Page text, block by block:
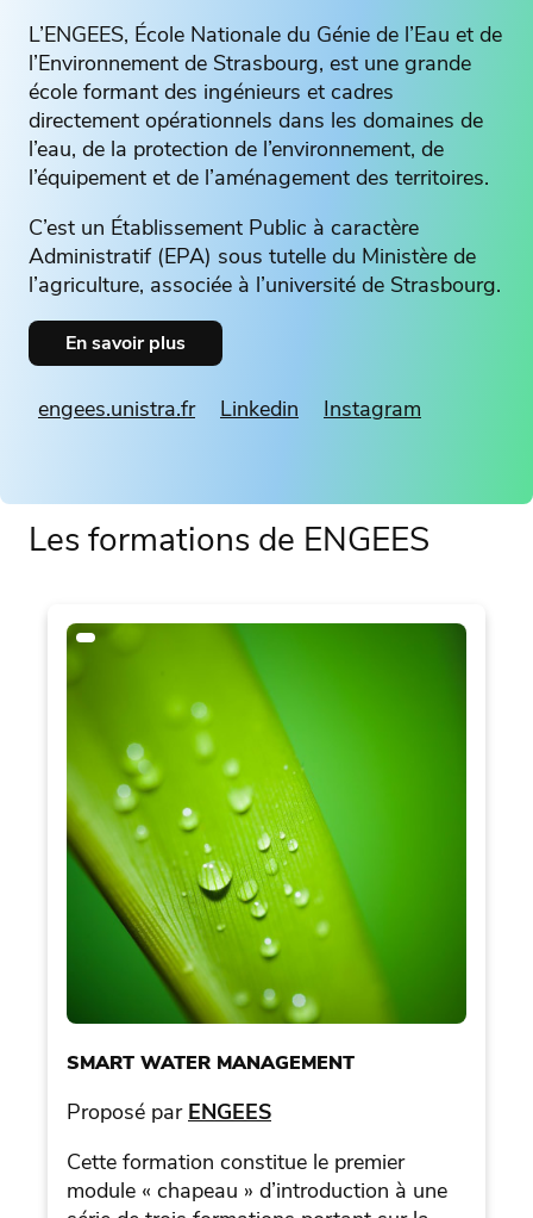
L’ENGEES, École Nationale du Génie de l’Eau et de
l’Environnement de Strasbourg, est une grande
école formant des ingénieurs et cadres
directement opérationnels dans les domaines de
l’eau, de la protection de l’environnement, de
l’équipement et de l’aménagement des territoires.
C’est un Établissement Public à caractère
Administratif (EPA) sous tutelle du Ministère de
l’agriculture, associée à l’université de Strasbourg.
En savoir plus
engees.unistra.fr Linkedin Instagram
Les formations de ENGEES
SMART WATER MANAGEMENT
Proposé par ENGEES
Cette formation constitue le premier
module « chapeau » d’introduction à une